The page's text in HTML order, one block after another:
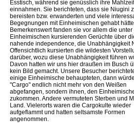
Esstisch, während sie genüsslich ihre Mahlzeit
einnahmen. Sie berichteten, dass sie Niugini
bereisten bzw. erwanderten und viele
Begegnungen mit Einheimischen gehabt
Bemerkenswert fanden sie vor allem die unter
Einheimischen kursierenden Gerüchte über
nahende independence, die Unabhängigkeit
Offensichtlich kursierten die wildesten
darüber, wozu diese Unabhängigkeit führen
Davon hatten wir uns hier draußen im Busch
kein Bild gemacht. Unsere Besucher
einige Einheimische behaupteten, dann
"Cargo" endlich nicht mehr von den Weißen
abgefangen, sondern ihnen, den
zukommen. Andere vermuteten Sterben und
Land. Vielerorts waren die Cargokulte wieder
aufgeflammt und hatten seltsamste Formen
angenommen.